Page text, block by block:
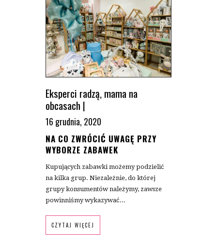
Eksperci radzą,mama na
obcasach |
16 grudnia, 2020
NA CO ZWRÓCIĆ UWAGĘ PRZY
WYBORZE ZABAWEK
Kupujących zabawki możemy podzielić
na kilka grup. Niezależnie, do której
grupy konsumentów należymy, zawsze
powinniśmy wykazywać...
CZYTAJ WIĘCEJ